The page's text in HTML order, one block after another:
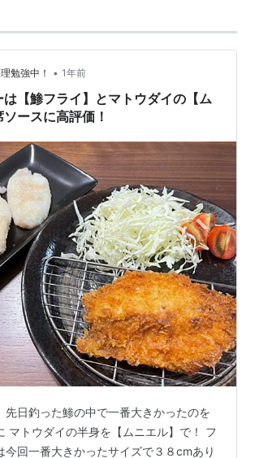
勉強中！ • 1年前
は【鯵フライ】とマトウダイの【ム
ースに高評価！
先日釣った鯵の中で一番大きかったのを
マトウダイの半身を【ムニエル】で！ フ
今回一番大きかったサイズで３８cmあり